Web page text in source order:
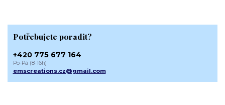
Potřebujete poradit?
+420 775 677 164
Po-Pá (8-16h)
emscreations.cz@gmail.com